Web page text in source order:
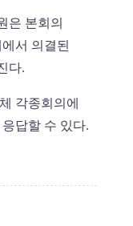
은 본회의
서 의결된
다.
각종회의에
답할 수 있다.